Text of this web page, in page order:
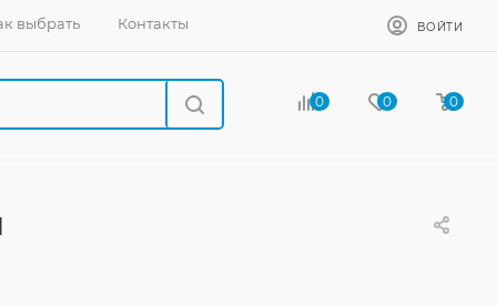
выбрать Контакты ВОЙТИ
0 0 0